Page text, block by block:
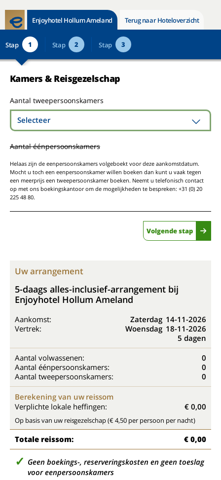
Enjoyhotel Hollum Ameland Terug naar Hoteloverzicht
Stap 1 Stap 2 Stap 3
Kamers & Reisgezelschap
Aantal tweepersoonskamers
Selecteer
Aantal éénpersoonskamers
Helaas zijn de eenpersoonskamers volgeboekt voor deze aankomstdatum.
Mocht u toch een eenpersoonskamer willen boeken dan kunt u vaak tegen
een meerprijs een tweepersoonskamer boeken. Neemt u telefonisch contact
op met ons boekingskantoor om de mogelijkheden te bespreken: +31 (0) 20
225 48 80.
Volgende stap
Uw arrangement
5-daags alles-inclusief-arrangement bij
Enjoyhotel Hollum Ameland
Aankomst: Zaterdag 14-11-2026
Vertrek:
Woensdag 18-11-2026
5 dagen
Aantal volwassenen:
0
Aantal éénpersoonskamers:
0
Aantal tweepersoonskamers:
0
Berekening van uw reissom
Verplichte lokale heffingen:
€ 0,00
Op basis van uw reisgezelschap (€ 4,50 per persoon per nacht)
Totale reissom: € 0,00
Geen boekings-, reserveringskosten en geen toeslag
voor eenpersoonskamers